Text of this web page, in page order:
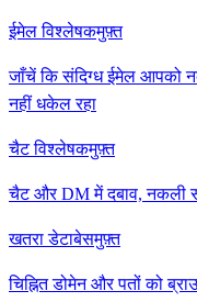
ईमेल विश्लेषकमुफ़्त
जाँचें कि संदिग्ध ईमेल आपको
नहीं धकेल रहा
चैट विश्लेषकमुफ़्त
चैट और DM में दबाव, नकली
खतरा डेटाबेसमुफ़्त
चिह्नित डोमेन और पतों को